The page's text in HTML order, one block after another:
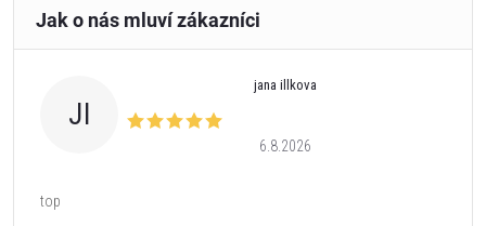
JI
jana illkova
6.8.2026
top